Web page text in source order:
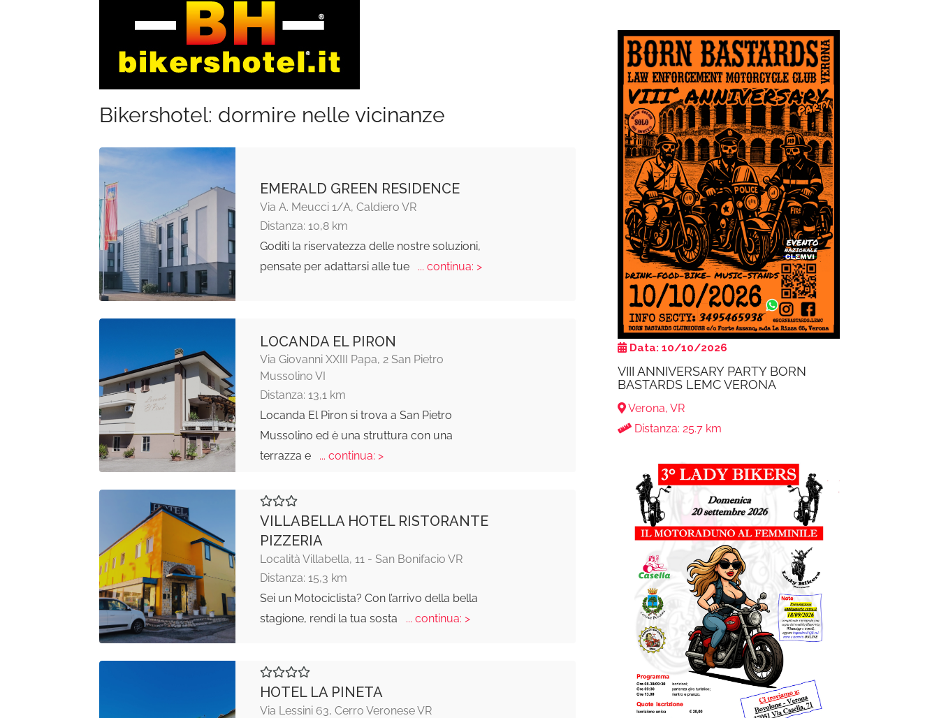
Bikershotel: dormire nelle vicinanze
EMERALD GREEN RESIDENCE
Via A. Meucci 1/A, Caldiero VR
Distanza: 10,8 km
Goditi la riservatezza delle nostre soluzioni,
pensate per adattarsi alle tue
... continua: >
LOCANDA EL PIRON
Via Giovanni XXIII Papa, 2 San Pietro
Mussolino VI
Distanza: 13,1 km
Locanda El Piron si trova a San Pietro
Mussolino ed è una struttura con una
terrazza e
... continua: >
VILLABELLA HOTEL RISTORANTE
PIZZERIA
Località Villabella, 11 - San Bonifacio VR
Distanza: 15,3 km
Sei un Motociclista? Con l’arrivo della bella
stagione, rendi la tua sosta
... continua: >
HOTEL LA PINETA
Via Lessini 63, Cerro Veronese VR
Data: 10/10/2026
VIII ANNIVERSARY PARTY BORN
BASTARDS LEMC VERONA
Verona, VR
Distanza: 25.7 km